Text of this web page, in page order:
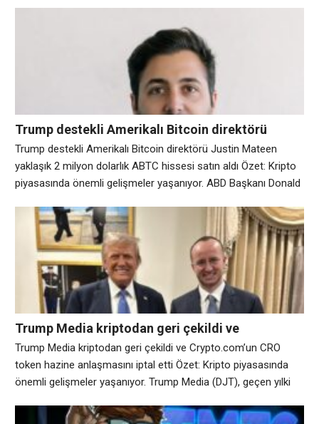
Trump destekli Amerikalı Bitcoin direktörü
Justin Mateen yaklaşık 2 milyon dolarlık ABTC
hissesi satın aldı
Trump destekli Amerikalı Bitcoin direktörü Justin Mateen
yaklaşık 2 milyon dolarlık ABTC hissesi satın aldı Özet: Kripto
piyasasında önemli gelişmeler yaşanıyor. ABD Başkanı Donald
American Bitcoin’in (ABTC) yönetim kurulu yöneticisi Justin
Mateen, şirketin son kazanç raporunun ardından bu hafta art
arda iki işlem seansında yaklaşık 1,93 milyon dolar değerinde
Trump Media kriptodan geri çekildi ve
Crypto.com’un CRO token hazine anlaşmasını
iptal etti
Trump Media kriptodan geri çekildi ve Crypto.com’un CRO
token hazine anlaşmasını iptal etti Özet: Kripto piyasasında
önemli gelişmeler yaşanıyor. Trump Media (DJT), geçen yılki
açıkladığı, halka açık bir CRO token biriktirme şirketi kurma